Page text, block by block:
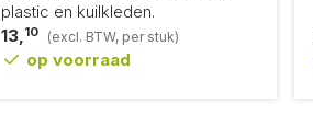
plastic en kuilkleden.
13,10 (excl. BTW, per stuk)
op voorraad